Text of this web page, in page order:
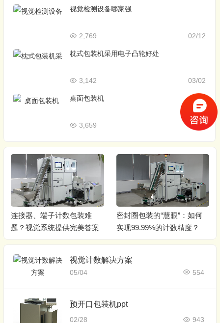
视觉检测设备哪家强
02/12
2,769
枕式包装机采用电子凸轮好处
03/02
3,142
桌面包装机
11/27
3,659
连接器、端子计数包装难
题？视觉系统提供完美答案
密封圈包装的“慧眼”：如何
实现99.99%的计数精度？
视觉计数解决方案
05/04 554
预开口包装机ppt
02/28 943